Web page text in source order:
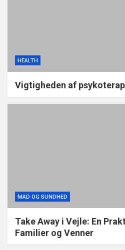
HEALTH
Vigtigheden af
MAD OG SUNDHED
Take Away i Vejle: En
Familier og Venner